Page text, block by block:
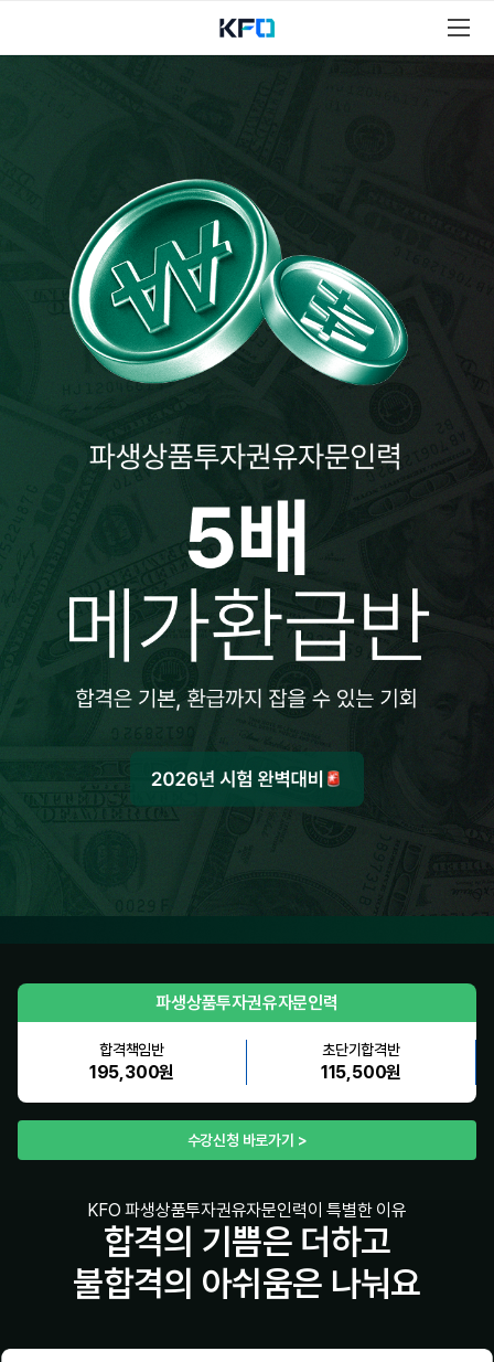
파생상품투자권유자문인력
합격책임반
195,300원
초단기합격반
115,500원
수강신청 바로가기 >
KFO 파생상품투자권유자문인력이 특별한 이유
합격의 기쁨은 더하고
불합격의 아쉬움은 나눠요